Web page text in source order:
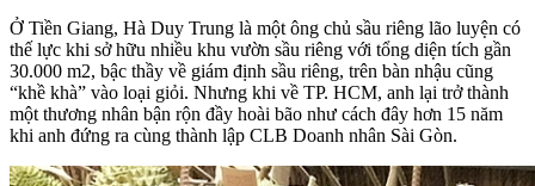
Ở Tiền Giang, Hà Duy Trung là một ông chủ sầu riêng lão luyện có
thế lực khi sở hữu nhiều khu vườn sầu riêng với tổng diện tích gần
30.000 m2, bậc thầy về giám định sầu riêng, trên bàn nhậu cũng
“khề khà” vào loại giỏi. Nhưng khi về TP. HCM, anh lại trở thành
một thương nhân bận rộn đầy hoài bão như cách đây hơn 15 năm
khi anh đứng ra cùng thành lập CLB Doanh nhân Sài Gòn.